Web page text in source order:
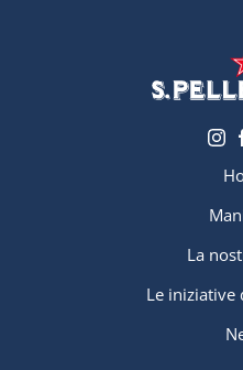
La
Le iniziative